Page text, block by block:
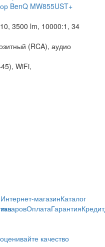
BenQ MW855UST+
3500 lm, 10000:1, 34
(RCA), аудио
WiFi,
Интернет-магазинКаталог
товаровОплатаГарантияКредит